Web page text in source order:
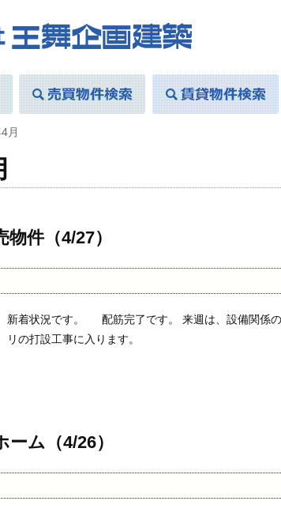
月
件（4/27）
新着状況です。 配筋完了です。 来週は、設備関係
リの打設工事に入ります。
ム（4/26）